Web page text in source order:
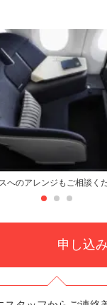
へのアレンジもご相談く
申し込み